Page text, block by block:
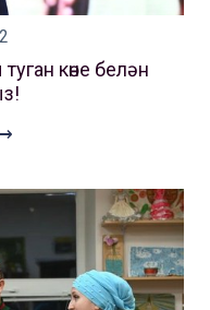
көне белән